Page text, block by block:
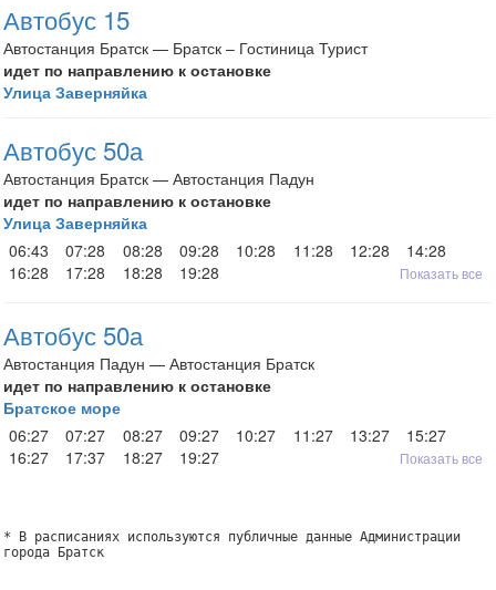
Автобус 15
Автостанция Братск — Братск – Гостиница Турист
идет по направлению к остановке
Улица Заверняйка
Автобус 50а
Автостанция Братск — Автостанция Падун
идет по направлению к остановке
Улица Заверняйка
06:43
07:28 08:28 09:28 10:28 11:28 12:28
14:28
16:28
17:28 18:28 19:28 Показать все
Автобус 50а
Автостанция Падун — Автостанция Братск
идет по направлению к остановке
Братское море
06:27
07:27 08:27 09:27 10:27 11:27 13:27
15:27
16:27
17:37 18:27 19:27 Показать все
* В расписаниях используются публичные данные Администрации
города Братск